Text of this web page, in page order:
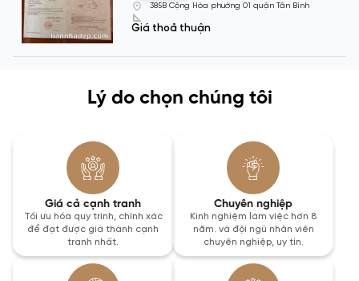
385B Cộng Hòa phường 01 quận Tân Bình
Giá thoả thuận
Lý do chọn chúng tôi
Giá cả cạnh tranh
Tối ưu hóa quy trình, chính xác
để đạt được giá thành cạnh
tranh nhất.
Chuyên nghiệp
Kinh nghiệm làm việc hơn 8
năm. và đội ngũ nhân viên
chuyên nghiệp, uy tín.